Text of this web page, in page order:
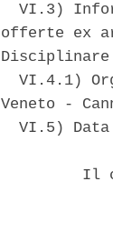
VI.3)
offerte ex
Disciplinare
VI.4.1)
Veneto -
VI.5)
Il